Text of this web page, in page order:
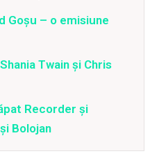
Goșu – o emisiune
Twain și Chris
Recorder și
Bolojan